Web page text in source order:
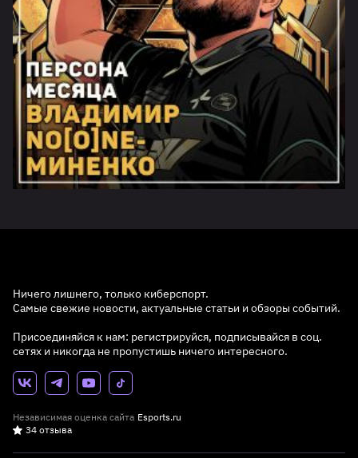
Ничего лишнего, только киберспорт.
Самые свежие новости, актуальные статьи и обзоры событий.
Присоединяйся к нам: регистрируйся, подписывайся в соц.
сетях и никогда не пропустишь ничего интересного.
Независимая оценка сайта Esports.ru
34 отзыва